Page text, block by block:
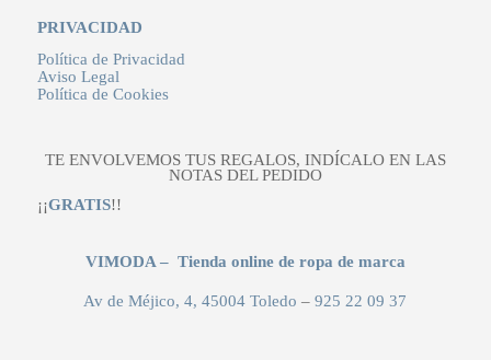
PRIVACIDAD
Política de Privacidad
Aviso Legal
Política de Cookies
TE ENVOLVEMOS TUS REGALOS, INDÍCALO EN LAS
NOTAS DEL PEDIDO
¡¡GRATIS!!
VIMODA – Tienda online de ropa de marca
Av de Méjico, 4, 45004 Toledo –925 22 09 37